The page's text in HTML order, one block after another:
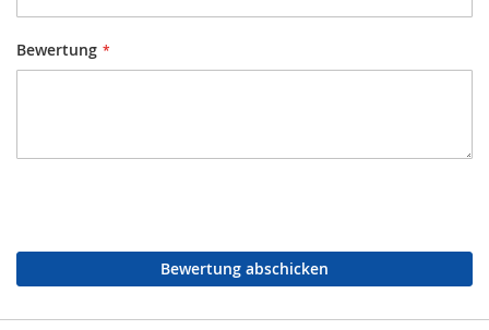
Bewertung
Bewertung abschicken